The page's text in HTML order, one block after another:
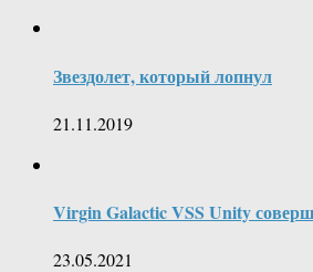
Звездолет, который лопнул
21.11.2019
Virgin Galactic VSS Unity
23.05.2021